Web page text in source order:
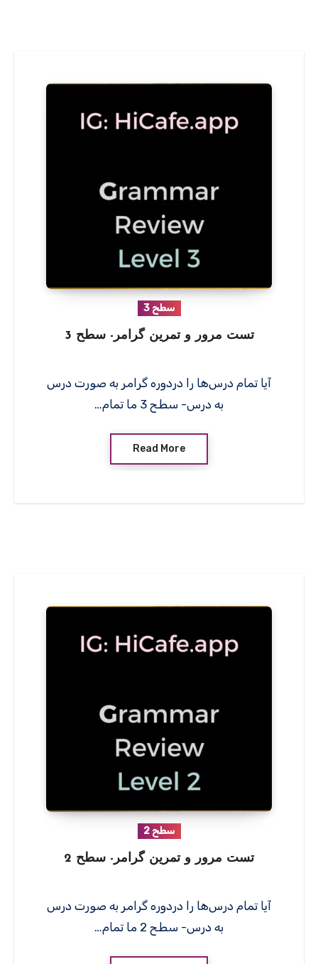
سطح 3
تست مرور و تمرین گرامر- سطح 3
آیا تمام درس‌ها را دردوره گرامر به صورت درس
به درس- سطح 3 ما تمام…
Read More
سطح 2
تست مرور و تمرین گرامر- سطح 2
آیا تمام درس‌ها را دردوره گرامر به صورت درس
به درس- سطح 2 ما تمام…